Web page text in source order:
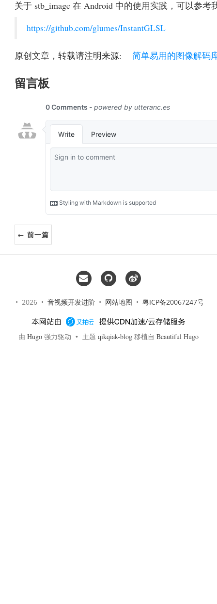
关于 stb_image 在 Android 中的使用实践，可以参考
https://github.com/glumes/InstantGLSL
原创文章，转载请注明来源: 简单易用的图像解码
留言板
← 前一篇
• 2026 • 音视频开发进阶• 网站地图 • 粤ICP备20067247号
由 Hugo 强力驱动 • 主题 qikqiak-blog 移植自 Beautiful Hugo